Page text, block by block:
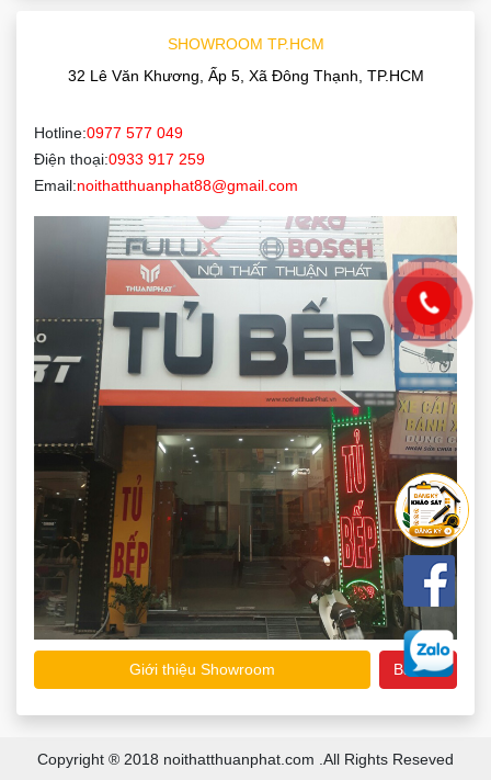
SHOWROOM TP.HCM
32 Lê Văn Khương, Ấp 5, Xã Đông Thạnh, TP.HCM
Hotline:0977 577 049
Điện thoại:0933 917 259
Email:noithatthuanphat88@gmail.com
Giới thiệu Showroom Bản đồ
Copyright ® 2018 noithatthuanphat.com .All Rights Reseved